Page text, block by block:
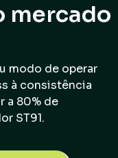
mercado
modo de operar
à consistência
a 80% de
ST91.